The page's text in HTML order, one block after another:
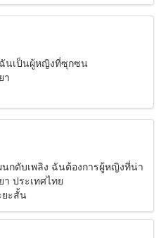
นเป็นผู้หญิงที่ซุกซน
า
กดับเพลิง ฉันต้องการผู้หญิงที่น่า
ประเทศไทย
ยะสั้น